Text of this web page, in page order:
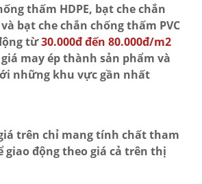
thấm HDPE, bạt che chắn
bạt che chắn chống thấm PVC
từ30.000đ đến 80.000đ/m2
may ép thành sản phẩm và
những khu vực gần nhất
trên chỉ mang tính chất tham
giao động theo giá cả trên thị